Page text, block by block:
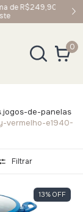
para Sul e
0
de-panelas
vermelho-e1940-
Filtrar
13% OFF